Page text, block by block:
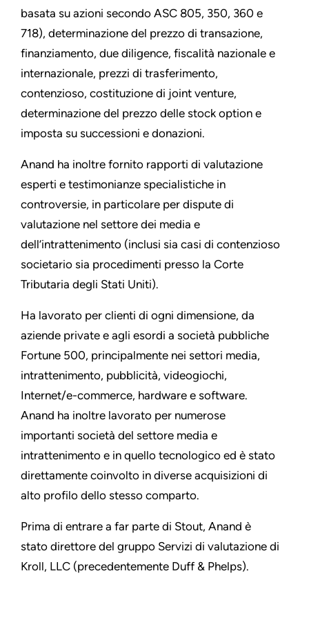
basata su azioni secondo ASC 805, 350, 360 e
718), determinazione del prezzo di transazione,
finanziamento, due diligence, fiscalità nazionale e
internazionale, prezzi di trasferimento,
contenzioso, costituzione di joint venture,
determinazione del prezzo delle stock option e
imposta su successioni e donazioni.
Anand ha inoltre fornito rapporti di valutazione
esperti e testimonianze specialistiche in
controversie, in particolare per dispute di
valutazione nel settore dei media e
dell’intrattenimento (inclusi sia casi di contenzioso
societario sia procedimenti presso la Corte
Tributaria degli Stati Uniti).
Ha lavorato per clienti di ogni dimensione, da
aziende private e agli esordi a società pubbliche
Fortune 500, principalmente nei settori media,
intrattenimento, pubblicità, videogiochi,
Internet/e-commerce, hardware e software.
Anand ha inoltre lavorato per numerose
importanti società del settore media e
intrattenimento e in quello tecnologico ed è stato
direttamente coinvolto in diverse acquisizioni di
alto profilo dello stesso comparto.
Prima di entrare a far parte di Stout, Anand è
stato direttore del gruppo Servizi di valutazione di
Kroll, LLC (precedentemente Duff & Phelps).